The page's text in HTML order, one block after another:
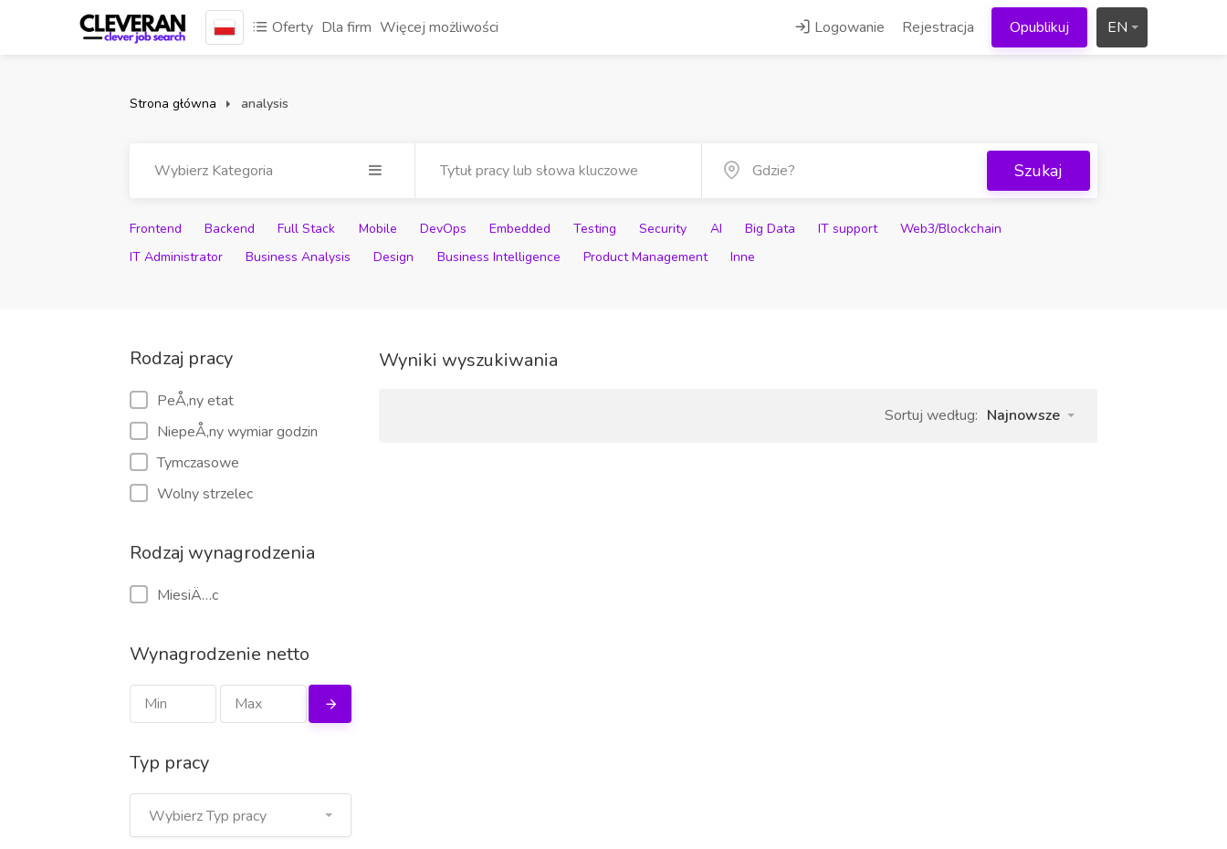
Oferty Dla firm Więcej możliwości Logowanie Rejestracja Opublikuj EN
Strona główna analysis
Wybierz Kategoria Szukaj
Frontend Backend Full Stack Mobile DevOps Embedded Testing Security AI Big Data IT support
Web3/Blockchain
IT Administrator
Business Analysis Design Business Intelligence Product Management Inne
Rodzaj pracy
PeÅ‚ny etat
NiepeÅ‚ny wymiar godzin
Tymczasowe
Wolny strzelec
Rodzaj wynagrodzenia
MiesiÄ…c
Wynagrodzenie netto
Typ pracy
Wybierz Typ pracy
Wyniki wyszukiwania
Sortuj według: Najnowsze